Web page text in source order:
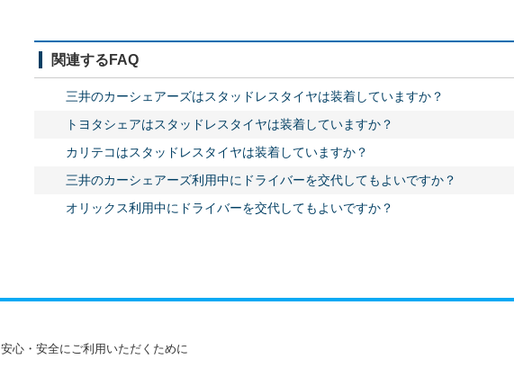
関連するFAQ
三井のカーシェアーズはスタッドレスタイヤは装着していますか？
トヨタシェアはスタッドレスタイヤは装着していますか？
カリテコはスタッドレスタイヤは装着していますか？
三井のカーシェアーズ利用中にドライバーを交代してもよいですか？
オリックス利用中にドライバーを交代してもよいですか？
安心・安全にご利用いただくために